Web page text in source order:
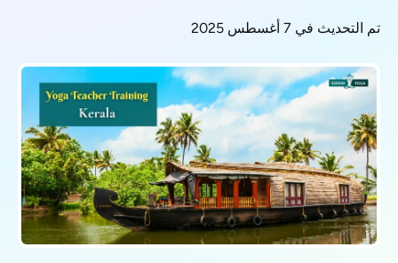
تم التحديث في 7 أغسطس 2025